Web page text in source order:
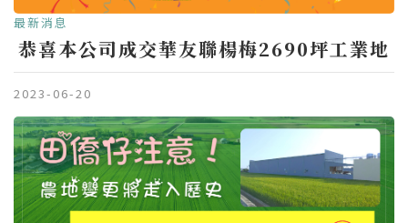
最新消息
恭喜本公司成交華友聯楊梅2690坪工業地
2023-06-20